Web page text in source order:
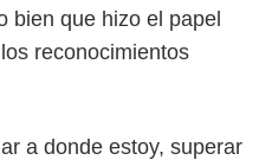
bien que hizo el papel
reconocimientos
a donde estoy, superar